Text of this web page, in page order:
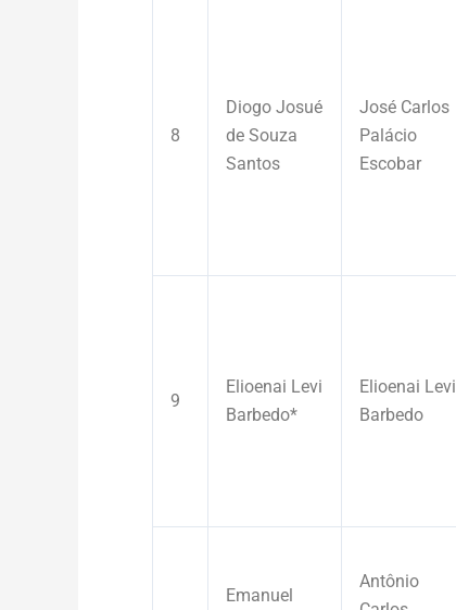
8
Diogo Josué
de Souza
Santos
José Carlos
Palácio
Escobar
9
Elioenai Levi
Barbedo*
Elioenai Levi
Barbedo
Emanuel
Antônio